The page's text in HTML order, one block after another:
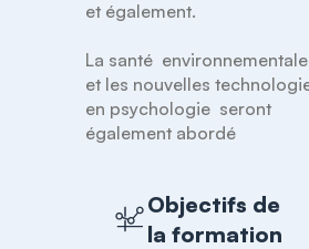
et également.
La santé  environnementale
et les nouvelles
en psychologie  seront
Objectifs de
la formation